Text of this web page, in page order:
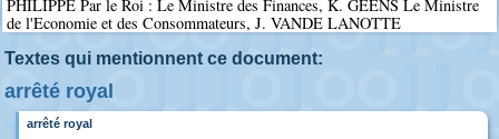
PHILIPPE Par le Roi : Le Ministre des Finances, K. GEENS Le Ministre
de l'Economie et des Consommateurs, J. VANDE LANOTTE
Textes qui mentionnent ce document:
arrêté royal
arrêté royal